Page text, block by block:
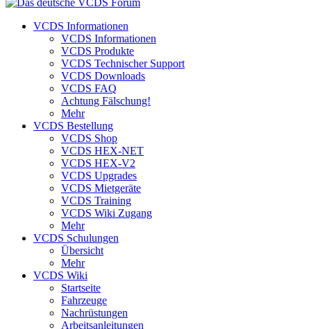
VCDS Informationen
VCDS Informationen
VCDS Produkte
VCDS Technischer Support
VCDS Downloads
VCDS FAQ
Achtung Fälschung!
Mehr
VCDS Bestellung
VCDS Shop
VCDS HEX-NET
VCDS HEX-V2
VCDS Upgrades
VCDS Mietgeräte
VCDS Training
VCDS Wiki Zugang
Mehr
VCDS Schulungen
Übersicht
Mehr
VCDS Wiki
Startseite
Fahrzeuge
Nachrüstungen
Arbeitsanleitungen